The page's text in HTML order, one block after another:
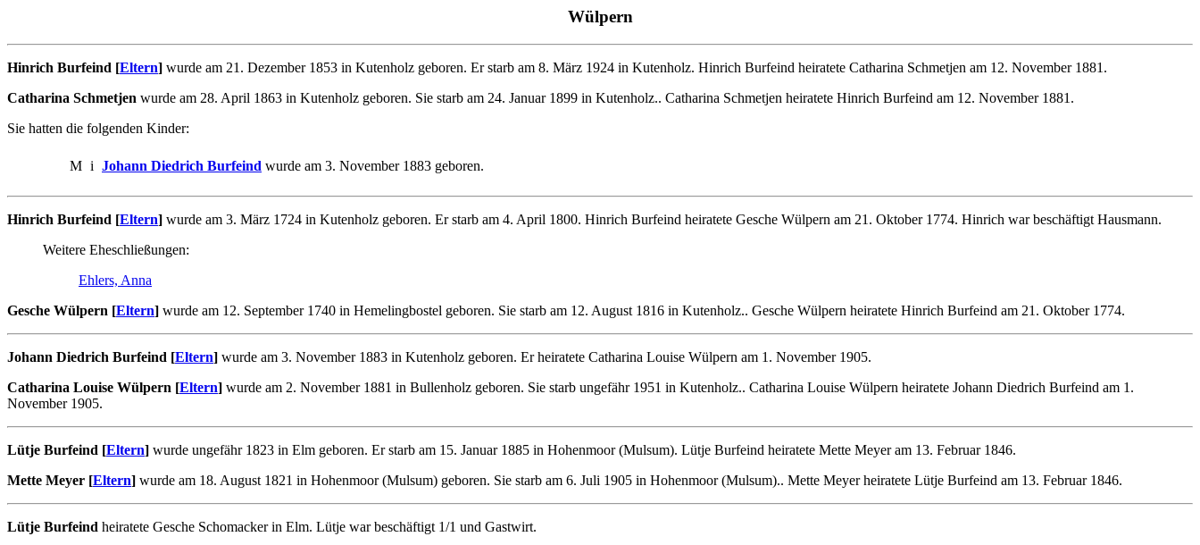
Wülpern
Hinrich Burfeind [Eltern] wurde am 21. Dezember 1853 in Kutenholz geboren. Er starb am 8. März 1924 in Kutenholz. Hinrich Burfeind heiratete Catharina Schmetjen am 12. November 1881.
Catharina Schmetjen wurde am 28. April 1863 in Kutenholz geboren. Sie starb am 24. Januar 1899 in Kutenholz.. Catharina Schmetjen heiratete Hinrich Burfeind am 12. November 1881.
Sie hatten die folgenden Kinder:
M i Johann Diedrich Burfeind wurde am 3. November 1883 geboren.
Hinrich Burfeind [Eltern] wurde am 3. März 1724 in Kutenholz geboren. Er starb am 4. April 1800. Hinrich Burfeind heiratete Gesche Wülpern am 21. Oktober 1774. Hinrich war beschäftigt Hausmann.
Weitere Eheschließungen:
Ehlers, Anna
Gesche Wülpern [Eltern] wurde am 12. September 1740 in Hemelingbostel geboren. Sie starb am 12. August 1816 in Kutenholz.. Gesche Wülpern heiratete Hinrich Burfeind am 21. Oktober 1774.
Johann Diedrich Burfeind [Eltern] wurde am 3. November 1883 in Kutenholz geboren. Er heiratete Catharina Louise Wülpern am 1. November 1905.
Catharina Louise Wülpern [Eltern] wurde am 2. November 1881 in Bullenholz geboren. Sie starb ungefähr 1951 in Kutenholz.. Catharina Louise Wülpern heiratete Johann Diedrich Burfeind am 1.
November 1905.
Lütje Burfeind [Eltern] wurde ungefähr 1823 in Elm geboren. Er starb am 15. Januar 1885 in Hohenmoor (Mulsum). Lütje Burfeind heiratete Mette Meyer am 13. Februar 1846.
Mette Meyer [Eltern] wurde am 18. August 1821 in Hohenmoor (Mulsum) geboren. Sie starb am 6. Juli 1905 in Hohenmoor (Mulsum).. Mette Meyer heiratete Lütje Burfeind am 13. Februar 1846.
Lütje Burfeind heiratete Gesche Schomacker in Elm. Lütje war beschäftigt 1/1 und Gastwirt.